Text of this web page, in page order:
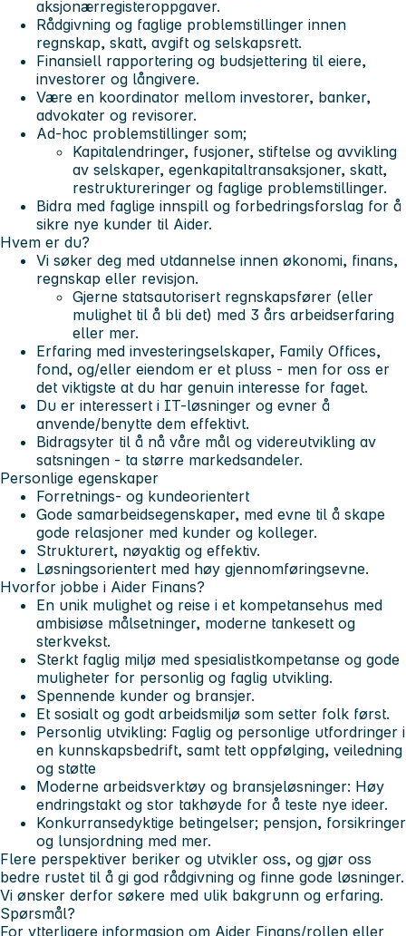
aksjonærregisteroppgaver.
Rådgivning og faglige problemstillinger innen
regnskap, skatt, avgift og selskapsrett.
Finansiell rapportering og budsjettering til eiere,
investorer og långivere.
Være en koordinator mellom investorer, banker,
advokater og revisorer.
Ad-hoc problemstillinger som;
Kapitalendringer, fusjoner, stiftelse og avvikling
av selskaper, egenkapitaltransaksjoner, skatt,
restruktureringer og faglige problemstillinger.
Bidra med faglige innspill og forbedringsforslag for å
sikre nye kunder til Aider.
Hvem er du?
Vi søker deg med utdannelse innen økonomi, finans,
regnskap eller revisjon.
Gjerne statsautorisert regnskapsfører (eller
mulighet til å bli det) med 3 års arbeidserfaring
eller mer.
Erfaring med investeringselskaper, Family Offices,
fond, og/eller eiendom er et pluss - men for oss er
det viktigste at du har genuin interesse for faget.
Du er interessert i IT-løsninger og evner å
anvende/benytte dem effektivt.
Bidragsyter til å nå våre mål og videreutvikling av
satsningen - ta større markedsandeler.
Personlige egenskaper
Forretnings- og kundeorientert
Gode samarbeidsegenskaper, med evne til å skape
gode relasjoner med kunder og kolleger.
Strukturert, nøyaktig og effektiv.
Løsningsorientert med høy gjennomføringsevne.
Hvorfor jobbe i Aider Finans?
En unik mulighet og reise i et kompetansehus med
ambisiøse målsetninger, moderne tankesett og
sterkvekst.
Sterkt faglig miljø med spesialistkompetanse og gode
muligheter for personlig og faglig utvikling.
Spennende kunder og bransjer.
Et sosialt og godt arbeidsmiljø som setter folk først.
Personlig utvikling: Faglig og personlige utfordringer i
en kunnskapsbedrift, samt tett oppfølging, veiledning
og støtte
Moderne arbeidsverktøy og bransjeløsninger: Høy
endringstakt og stor takhøyde for å teste nye ideer.
Konkurransedyktige betingelser; pensjon, forsikringer
og lunsjordning med mer.
Flere perspektiver beriker og utvikler oss, og gjør oss
bedre rustet til å gi god rådgivning og finne gode løsninger.
Vi ønsker derfor søkere med ulik bakgrunn og erfaring.
Spørsmål?
For ytterligere informasjon om Aider Finans/rollen eller